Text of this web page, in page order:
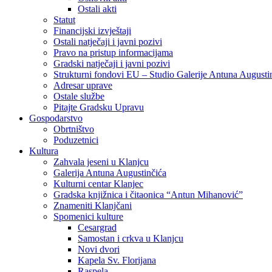
Ostali akti
Statut
Financijski izvještaji
Ostali natječaji i javni pozivi
Pravo na pristup informacijama
Gradski natječaji i javni pozivi
Strukturni fondovi EU – Studio Galerije Antuna
Adresar uprave
Ostale službe
Pitajte Gradsku Upravu
Gospodarstvo
Obrtništvo
Poduzetnici
Kultura
Zahvala jeseni u Klanjcu
Galerija Antuna Augustinčića
Kulturni centar Klanjec
Gradska knjižnica i čitaonica “Antun Mihanović”
Znameniti Klanjčani
Spomenici kulture
Cesargrad
Samostan i crkva u Klanjcu
Novi dvori
Kapela Sv. Florijana